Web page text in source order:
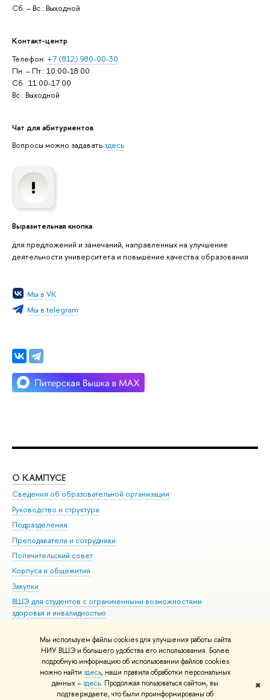
Мы используем файлы cookies для улучшения работы сайта
НИУ ВШЭ и большего удобства его использования. Более
подробную информацию об использовании файлов cookies
можно найти здесь, наши правила обработки персональных
данных –здесь. Продолжая пользоваться сайтом, вы
подтверждаете, что были проинформированы об
✖
Сб. – Вс.: Выходной
Контакт-центр
Телефон: +7 (812) 980-00-30
Пн. – Пт.: 10:00-18:00
Сб.: 11:00-17:00
Вс.: Выходной
Чат для абитуриентов
Вопросы можно задаватьздесь
Выразительная кнопка
для предложений и замечаний, направленных на улучшение
деятельности университета и повышение качества образования
Мы в VK
Мы в telegram
О КАМПУСЕ
Сведения об образовательной организации
Руководство и структура
Подразделения
Преподаватели и сотрудники
Попечительский совет
Корпуса и общежития
Закупки
ВШЭ для студентов с ограниченными возможностями
здоровья и инвалидностью
Единая платежная страница